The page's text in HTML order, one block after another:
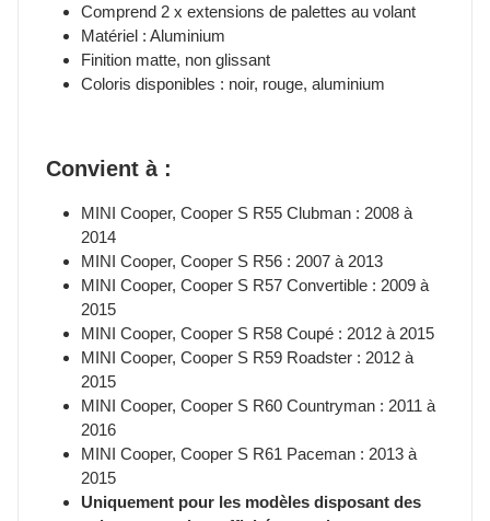
Comprend 2 x extensions de palettes au volant
Matériel : Aluminium
Finition matte, non glissant
Coloris disponibles : noir, rouge, aluminium
Convient à :
MINI Cooper, Cooper S R55 Clubman : 2008 à
2014
MINI Cooper, Cooper S R56 : 2007 à 2013
MINI Cooper, Cooper S R57 Convertible : 2009 à
2015
MINI Cooper, Cooper S R58 Coupé : 2012 à 2015
MINI Cooper, Cooper S R59 Roadster : 2012 à
2015
MINI Cooper, Cooper S R60 Countryman : 2011 à
2016
MINI Cooper, Cooper S R61 Paceman : 2013 à
2015
Uniquement pour les modèles disposant des